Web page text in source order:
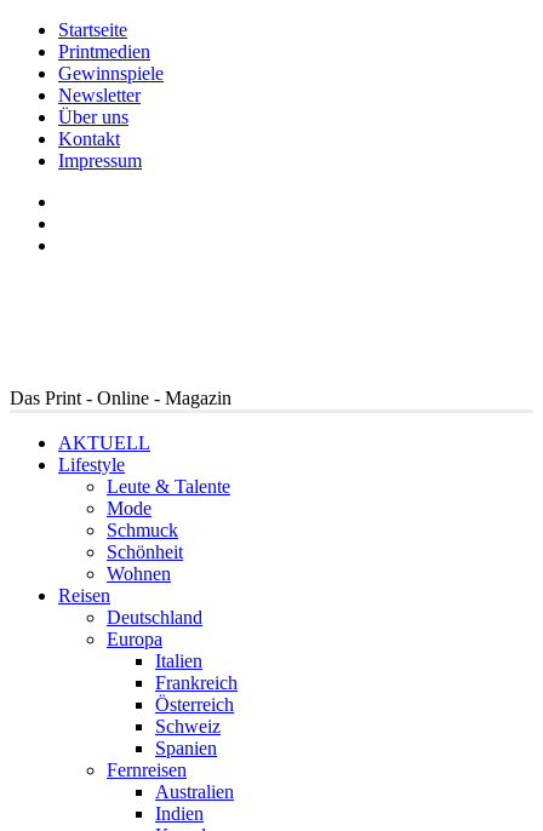
Startseite
Printmedien
Gewinnspiele
Newsletter
Über uns
Kontakt
Impressum
Das Print - Online - Magazin
AKTUELL
Lifestyle
Leute & Talente
Mode
Schmuck
Schönheit
Wohnen
Reisen
Deutschland
Europa
Italien
Frankreich
Österreich
Schweiz
Spanien
Fernreisen
Australien
Indien